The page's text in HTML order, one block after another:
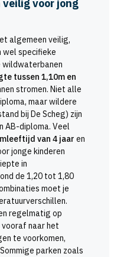
voor jong
algemeen veilig,
wel specifieke
wildwaterbanen
tussen 1,10m en
stromen. Niet alle
maar wildere
bij De Scheg) zijn
AB-diploma. Veel
van 4 jaar en
jonge kinderen
in
de 1,20 tot 1,80
moet je
regelmatig op
naar het
te voorkomen,
parken zoals